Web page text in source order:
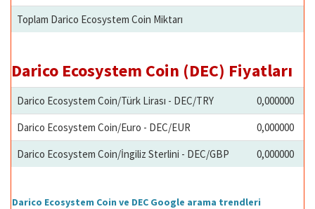
Toplam Darico Ecosystem Coin Miktarı
Darico Ecosystem Coin (DEC) Fiyatları
Darico Ecosystem Coin/Türk Lirası - DEC/TRY
0,000000
Darico Ecosystem Coin/Euro - DEC/EUR
0,000000
Darico Ecosystem Coin/İngiliz Sterlini - DEC/GBP
0,000000
Darico Ecosystem Coin ve DEC Google arama trendleri